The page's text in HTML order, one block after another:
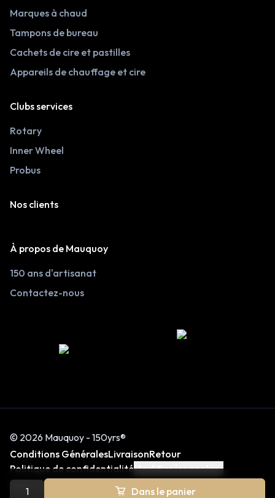
Dans le panier
Marques à chaud
Tampons de bureau
Cachets de cire et pastilles
Appareils de chauffage et cire
Clubs services
Rotary
Inner Wheel
Probus
Nos clients
À propos de Mauquoy
150 ans d'artisanat
Contactez-nous
© 2026 Mauquoy - 150yrs®
Conditions GénéralesLivraisonRetour
Politique de confidentialitéModifier les cookies
Avec ♡ par
Think Tomorrow